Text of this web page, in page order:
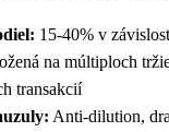
15-40% v
na múltiploch
transakcií
Anti-dilution,